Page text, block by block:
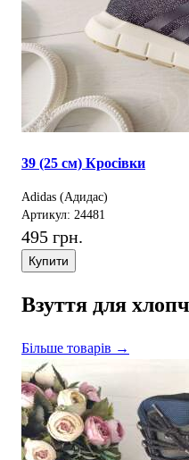
39 (25 см) Кросівки
Adidas (Адидас)
Артикул: 24481
495 грн.
Купити
Взуття для
Більше товарів →